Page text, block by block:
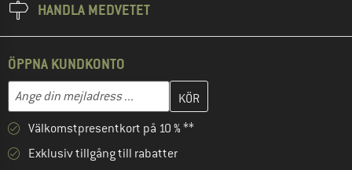
HANDLA MEDVETET
ÖPPNA KUNDKONTO
Mejladress
Skriv in din e-postadress här och skapa ditt kundkonto i nästa
Välkomstpresentkort på 10 % **
Exklusiv tillgång till rabatter